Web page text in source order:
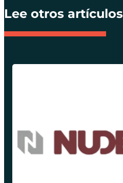
Lee otros artículos